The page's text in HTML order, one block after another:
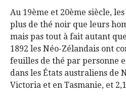
Au 19ème et 20ème siècle,
plus de thé noir que leurs
mais pas tout à fait autant
1892 les Néo-Zélandais ont
feuilles de thé par personne
dans les États australiens de
Victoria et en Tasmanie, et